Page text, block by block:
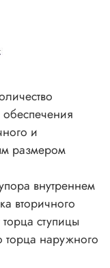
и
размером
внутреннем
вторичного
ступицы
наружного